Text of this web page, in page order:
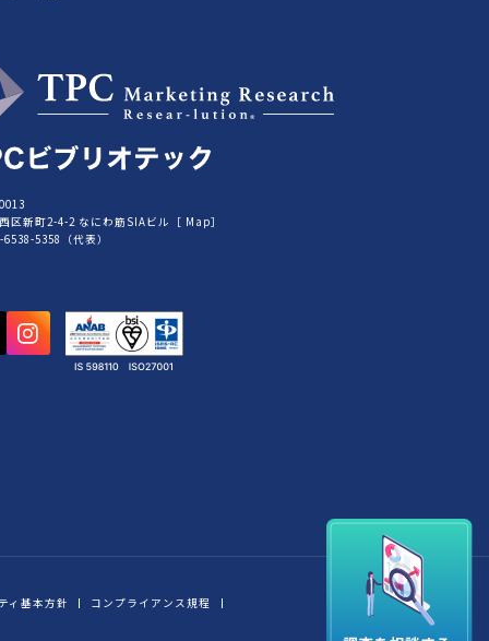
区新町2-4-2 なにわ筋SIAビル［ Map］
6538-5358（代表）
ィ基本方針 コンプライアンス規程